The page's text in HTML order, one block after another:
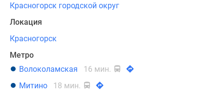
—
28-
этажей.
Жилой
фонд
новостройки
Красногорск городской округ
Локация
Красногорск
Метро
Волоколамская
16 мин.
Митино
18 мин.